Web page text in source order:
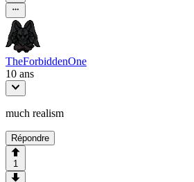
TheForbiddenOne
10 ans
much realism
Répondre
1